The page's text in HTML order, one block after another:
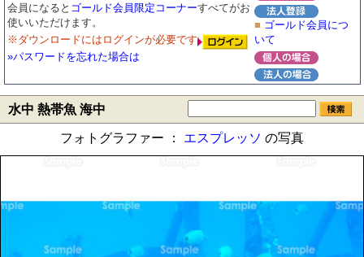
会員になると ゴールド会員限定コーナーすべてがお
使いいただけます。
※ダウンロードにはログインが必要です
»パスワードを忘れた場合は
■ ゴールド会員につ
いて
水中 熱帯魚 海中
フォトグラファー ： エスプレッソ の写真